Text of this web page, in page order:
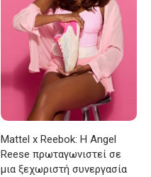
Mattel x Reebok: Η Angel
Reese πρωταγωνιστεί σε
μια ξεχωριστή συνεργασία